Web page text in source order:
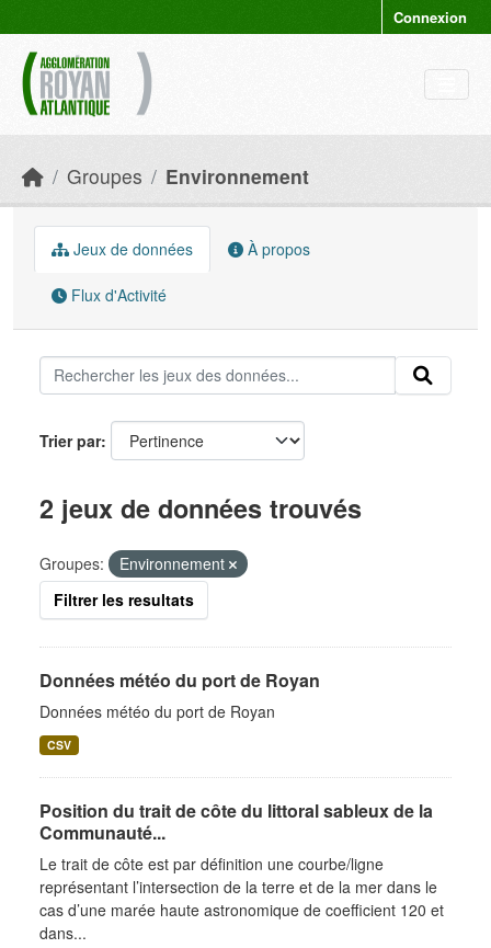
Connexion
Groupes Environnement
Jeux de données À propos
Flux d'Activité
Trier par
2 jeux de données trouvés
Groupes:
Environnement
Filtrer les resultats
Données météo du port de Royan
Données météo du port de Royan
CSV
Position du trait de côte du littoral sableux de la
Communauté...
Le trait de côte est par définition une courbe/ligne
représentant l’intersection de la terre et de la mer dans le
cas d’une marée haute astronomique de coefficient 120 et
dans...